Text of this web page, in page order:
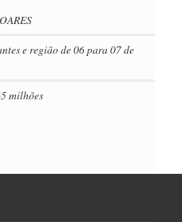
e região de 06 para 07 de
milhões